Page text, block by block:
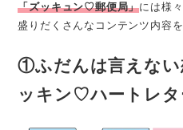
「ズッキュン♡郵便局」には様
盛りだくさんなコンテンツ内容
①ふだんは言えない
ッキン♡ハートレタ